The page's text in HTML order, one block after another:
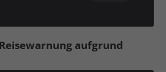
aufgrund